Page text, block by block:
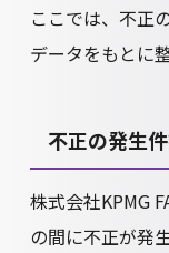
ここでは、不正
データをもとに
不正の発生
株式会社KPMG
の間に不正が発